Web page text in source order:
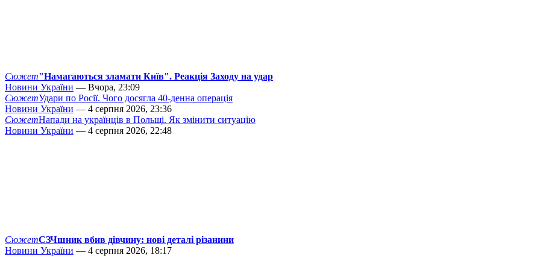
Сюжет"Намагаються зламати Київ". Реакція Заходу на удар
Новини України — Вчора, 23:09
СюжетУдари по Росії. Чого досягла 40-денна операція
Новини України — 4 серпня 2026, 23:36
СюжетНапади на українців в Польщі. Як змінити ситуацію
Новини України — 4 серпня 2026, 22:48
СюжетСЗЧшник вбив дівчину: нові деталі різанини
Новини України — 4 серпня 2026, 18:17